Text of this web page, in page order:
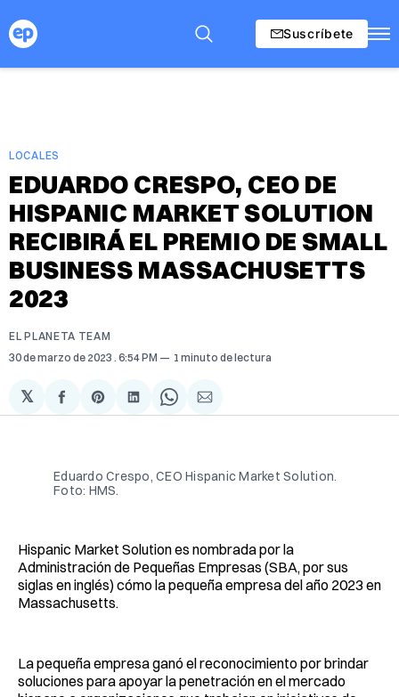
Suscríbete
LOCALES
EDUARDO CRESPO, CEO DE
HISPANIC MARKET SOLUTION
RECIBIRÁ EL PREMIO DE SMALL
BUSINESS MASSACHUSETTS
2023
EL PLANETA TEAM
30 de marzo de 2023 . 6:54 PM 1 minuto de lectura
𝕏
Compartir
en
Share
on
Compartir
en
Share
on
Compartir
via
Eduardo Crespo, CEO Hispanic Market Solution.
Foto: HMS.
Hispanic Market Solution es nombrada por la
Administración de Pequeñas Empresas (SBA, por sus
siglas en inglés) cómo la pequeña empresa del año 2023 en
Massachusetts.
La pequeña empresa ganó el reconocimiento por brindar
soluciones para apoyar la penetración en el mercado